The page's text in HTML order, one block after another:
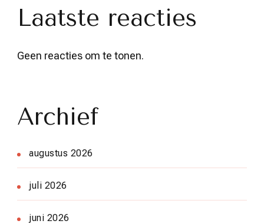
Laatste reacties
Geen reacties om te tonen.
Archief
augustus 2026
juli 2026
juni 2026